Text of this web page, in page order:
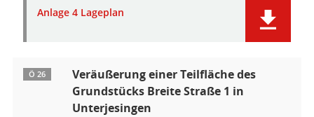
Anlage 4 Lageplan
Ö 26
Veräußerung einer Teilfläche des
Grundstücks Breite Straße 1 in
Unterjesingen